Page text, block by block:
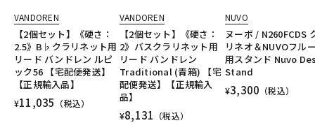
VANDOREN
【2個セット】《硬さ：
2.5》B♭クラリネット用
リード バンドレン ルピ
ック56 【宅配便発送】
【正規輸入品】
¥11,035 （税込）
VANDOREN
【2個セット】《硬さ：
2》バスクラリネット用
リード バンドレン
Traditional (青箱) 【宅
配便発送】【正規輸入
品】
¥8,131 （税込）
NUVO
ヌーボ / N260FCDS
リネオ＆NUVOフル
用スタンド Nuvo
Stand
¥3,300 （税込）